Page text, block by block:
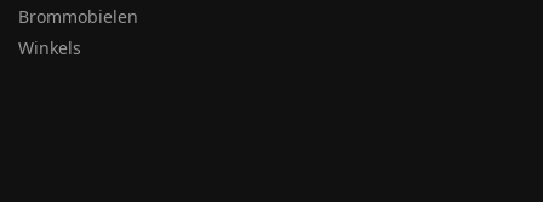
Brommobielen
Winkels